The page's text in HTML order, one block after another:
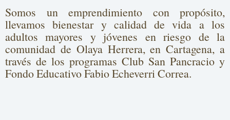
Somos un emprendimiento con propósito,
llevamos bienestar y calidad de vida a los
adultos mayores y jóvenes en riesgo de la
comunidad de Olaya Herrera, en Cartagena, a
través de los programas Club San Pancracio y
Fondo Educativo Fabio Echeverri Correa.